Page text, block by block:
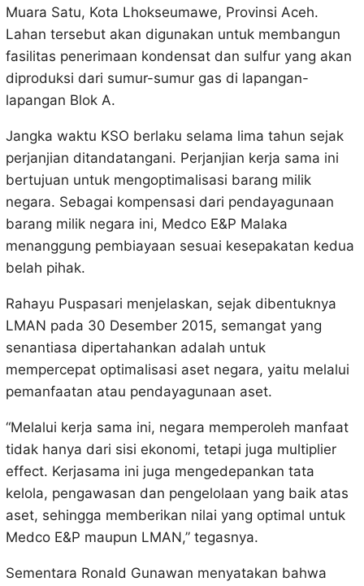
Muara Satu, Kota Lhokseumawe, Provinsi Aceh.
Lahan tersebut akan digunakan untuk membangun
fasilitas penerimaan kondensat dan sulfur yang akan
diproduksi dari sumur-sumur gas di lapangan-
lapangan Blok A.
Jangka waktu KSO berlaku selama lima tahun sejak
perjanjian ditandatangani. Perjanjian kerja sama ini
bertujuan untuk mengoptimalisasi barang milik
negara. Sebagai kompensasi dari pendayagunaan
barang milik negara ini, Medco E&P Malaka
menanggung pembiayaan sesuai kesepakatan kedua
belah pihak.
Rahayu Puspasari menjelaskan, sejak dibentuknya
LMAN pada 30 Desember 2015, semangat yang
senantiasa dipertahankan adalah untuk
mempercepat optimalisasi aset negara, yaitu melalui
pemanfaatan atau pendayagunaan aset.
“Melalui kerja sama ini, negara memperoleh manfaat
tidak hanya dari sisi ekonomi, tetapi juga multiplier
effect. Kerjasama ini juga mengedepankan tata
kelola, pengawasan dan pengelolaan yang baik atas
aset, sehingga memberikan nilai yang optimal untuk
Medco E&P maupun LMAN,” tegasnya.
Sementara Ronald Gunawan menyatakan bahwa